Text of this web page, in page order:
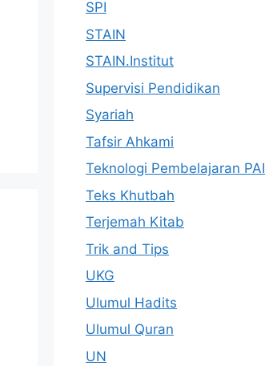
SPI
STAIN
STAIN.Institut
Supervisi Pendidikan
Syariah
Tafsir Ahkami
Teknologi Pembelajaran PAI
Teks Khutbah
Terjemah Kitab
Trik and Tips
UKG
Ulumul Hadits
Ulumul Quran
UN